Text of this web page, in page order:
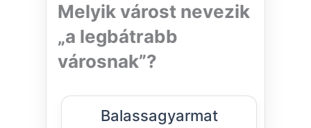
Melyik várost nevezik
„a legbátrabb
városnak”?
Balassagyarmat